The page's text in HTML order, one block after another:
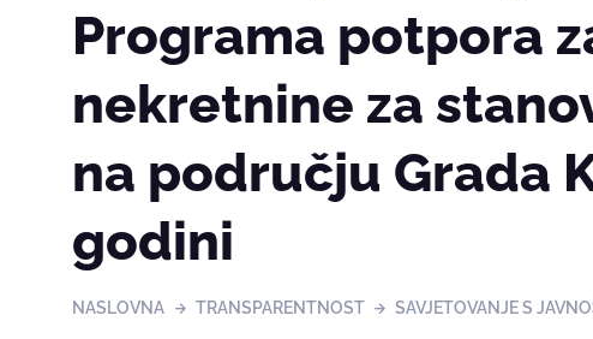
Programa potpora
nekretnine za
na području Grada
godini
NASLOVNA TRANSPARENTNOST SAVJETOVANJE S